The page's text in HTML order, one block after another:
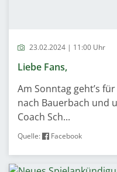
23.02.2024 | 11:00 Uhr
Liebe Fans,
Am Sonntag geht’s
nach Bauerbach und
Coach Sch...
Quelle: Facebook